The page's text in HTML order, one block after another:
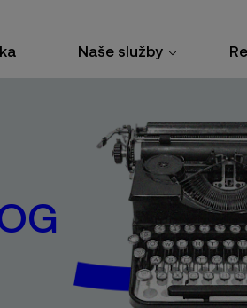
Naše služby